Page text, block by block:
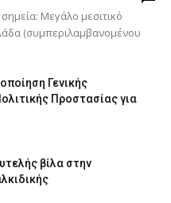
Μεγάλο μεσιτικό
(συμπεριλαμβανομένου
Γενικής
Προστασίας για
βίλα στην